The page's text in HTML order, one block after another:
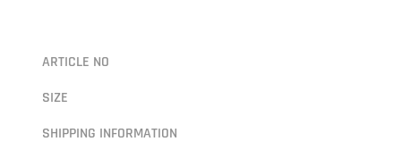
ARTICLE NO
SIZE
SHIPPING INFORMATION